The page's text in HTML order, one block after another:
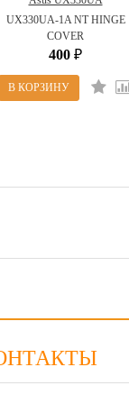
1A NT HINGE COVER)
UX330UA-1A NT HINGE
COVER
400 ₽